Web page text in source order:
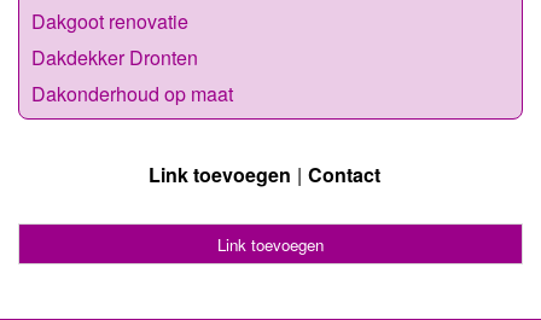
Dakgoot renovatie
Dakdekker Dronten
Dakonderhoud op maat
Link toevoegen Contact
Link toevoegen